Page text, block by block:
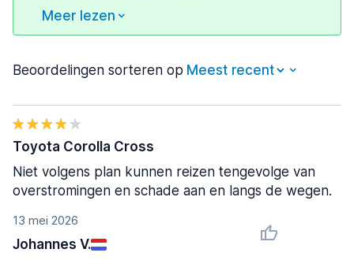
Meer lezen
Beoordelingen sorteren op
13 mei 2026
Johannes V.
Toyota Corolla Cross
Niet volgens plan kunnen reizen tengevolge van
overstromingen en schade aan en langs de wegen.